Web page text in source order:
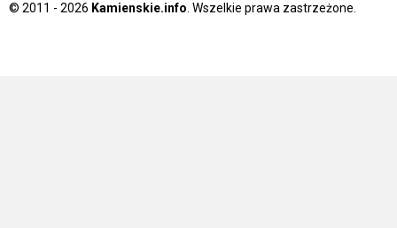
© 2011 - 2026 Kamienskie.info . Wszelkie prawa zastrzeżone.